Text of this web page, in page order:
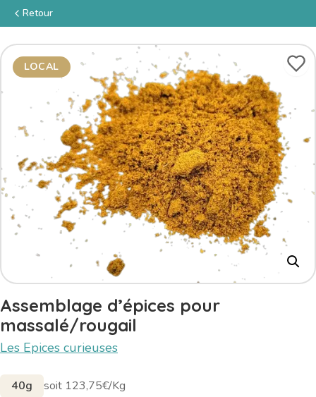
Retour
LOCAL
Assemblage d’épices pour
massalé/rougail
Les Epices curieuses
40g soit 123,75€/Kg